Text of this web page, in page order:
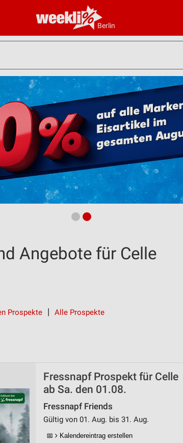
Berlin
Angebote für Celle
Prospekte Alle Prospekte
Fressnapf Prospekt für Celle
ab Sa. den 01.08.
Fressnapf Friends
Gültig von 01. Aug. bis 31. Aug.
📅 Kalendereintrag erstellen